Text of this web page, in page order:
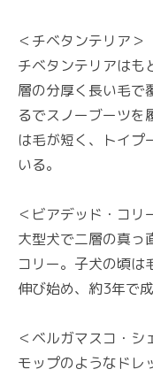
＜チベタンテリア＞
チベタンテリアはも
層の分厚く長い毛で
るでスノーブーツを
は毛が短く、トイプ
いる。
＜ビアデッド・コリ
大型犬で二層の真っ
コリー。子犬の頃は
伸び始め、約3年で
＜ベルガマスコ・シ
モップのようなドレ